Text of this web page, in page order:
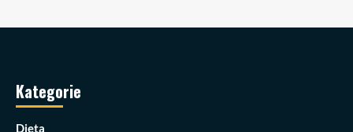
Kategorie
Dieta